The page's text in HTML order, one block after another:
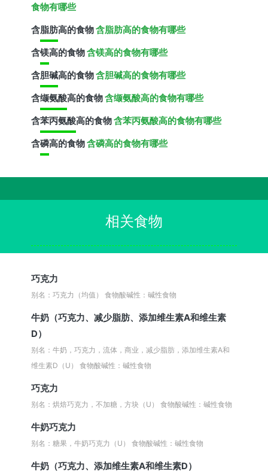
食物有哪些
含脂肪高的食物含脂肪高的食物有哪些
含镁高的食物含镁高的食物有哪些
含胆碱高的食物含胆碱高的食物有哪些
含缬氨酸高的食物含缬氨酸高的食物有哪些
含苯丙氨酸高的食物含苯丙氨酸高的食物有哪些
含磷高的食物含磷高的食物有哪些
相关食物
巧克力
别名：巧克力（均值）食物酸碱性：碱性食物
牛奶（巧克力、减少脂肪、添加维生素A和维生素
D）
别名：牛奶，巧克力，流体，商业，减少脂肪，添加维生素A和
维生素D（U）食物酸碱性：碱性食物
巧克力
别名：烘焙巧克力，不加糖，方块（U）食物酸碱性：碱性食物
牛奶巧克力
别名：糖果，牛奶巧克力（U）食物酸碱性：碱性食物
牛奶（巧克力、添加维生素A和维生素D）